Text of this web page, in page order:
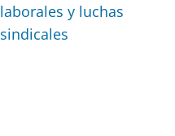
laborales y luchas
sindicales